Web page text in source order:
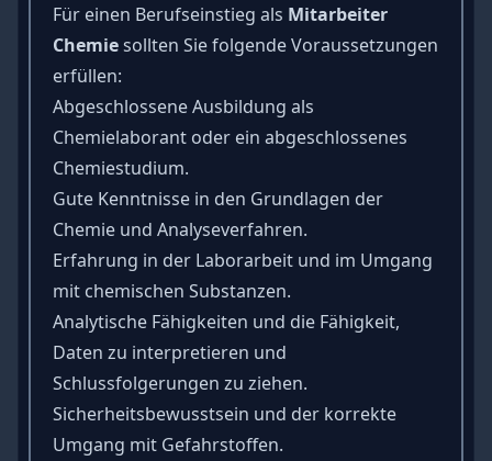
Für einen Berufseinstieg als Mitarbeiter
Chemiesollten Sie folgende Voraussetzungen
erfüllen:
Abgeschlossene Ausbildung als
Chemielaborant oder ein abgeschlossenes
Chemiestudium.
Gute Kenntnisse in den Grundlagen der
Chemie und Analyseverfahren.
Erfahrung in der Laborarbeit und im Umgang
mit chemischen Substanzen.
Analytische Fähigkeiten und die Fähigkeit,
Daten zu interpretieren und
Schlussfolgerungen zu ziehen.
Sicherheitsbewusstsein und der korrekte
Umgang mit Gefahrstoffen.